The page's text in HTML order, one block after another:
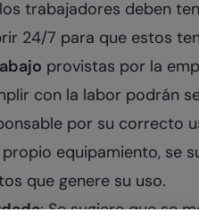
trabajadores deben
24/7 para que estos
provistas por la
con la labor podrán
por su correcto
equipamiento, se
que genere su uso.
: Se sugiere que se